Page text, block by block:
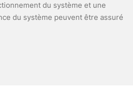
du système et une
du système peuvent être assuré